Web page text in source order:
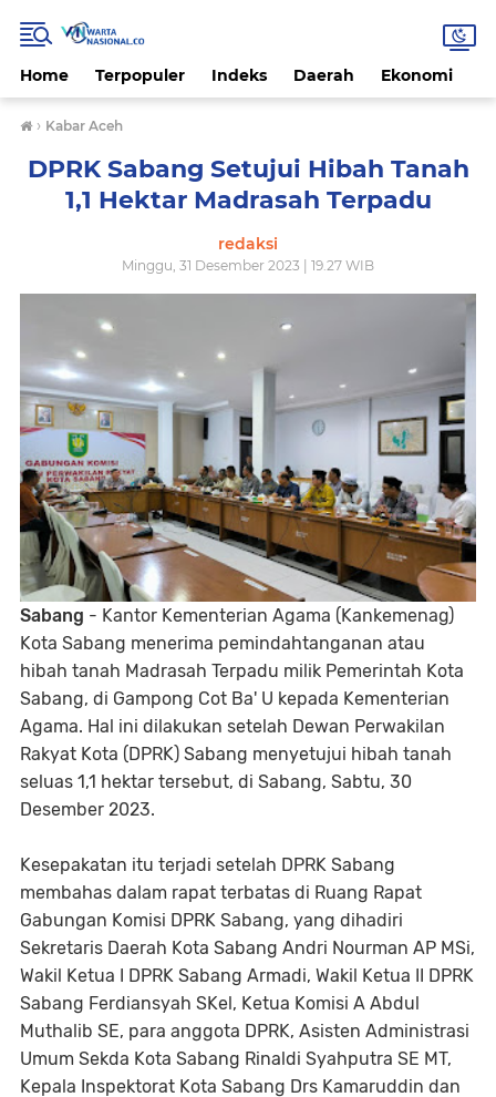
Home Terpopuler Indeks Daerah Ekonomi
› Kabar Aceh
DPRK Sabang Setujui Hibah Tanah
1,1 Hektar Madrasah Terpadu
redaksi
Minggu, 31 Desember 2023 | 19.27 WIB
Sabang - Kantor Kementerian Agama (Kankemenag)
Kota Sabang menerima pemindahtanganan atau
hibah tanah Madrasah Terpadu milik Pemerintah Kota
Sabang, di Gampong Cot Ba' U kepada Kementerian
Agama. Hal ini dilakukan setelah Dewan Perwakilan
Rakyat Kota (DPRK) Sabang menyetujui hibah tanah
seluas 1,1 hektar tersebut, di Sabang, Sabtu, 30
Desember 2023.
Kesepakatan itu terjadi setelah DPRK Sabang
membahas dalam rapat terbatas di Ruang Rapat
Gabungan Komisi DPRK Sabang, yang dihadiri
Sekretaris Daerah Kota Sabang Andri Nourman AP MSi,
Wakil Ketua I DPRK Sabang Armadi, Wakil Ketua II DPRK
Sabang Ferdiansyah SKel, Ketua Komisi A Abdul
Muthalib SE, para anggota DPRK, Asisten Administrasi
Umum Sekda Kota Sabang Rinaldi Syahputra SE MT,
Kepala Inspektorat Kota Sabang Drs Kamaruddin dan